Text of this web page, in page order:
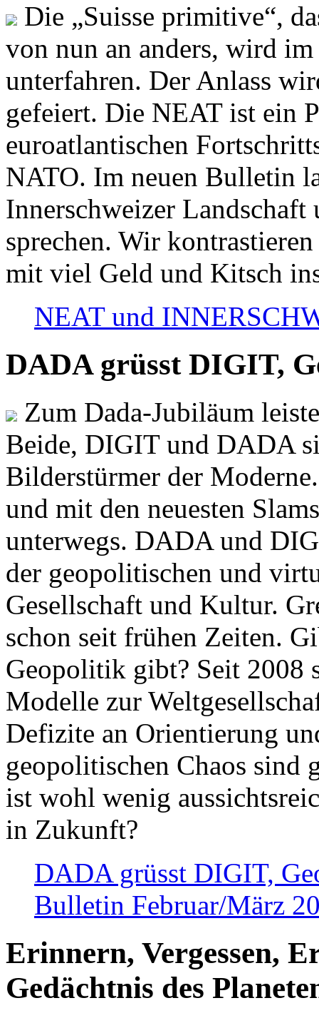
Die „Suisse primitive“,
von nun an anders, wird
unterfahren. Der Anlass
gefeiert. Die NEAT ist ein
euroatlantischen
NATO. Im neuen Bulletin
Innerschweizer
sprechen. Wir
mit viel Geld und Kitsch
NEAT und
DADA grüsst DIGIT,
Zum Dada-Jubiläum
Beide, DIGIT und DADA
Bilderstürmer der
und mit den neuesten
unterwegs. DADA und
der geopolitischen und
Gesellschaft und Kultur.
schon seit frühen Zeiten.
Geopolitik gibt? Seit 2008
Modelle zur
Defizite an Orientierung
geopolitischen Chaos sind
ist wohl wenig
in Zukunft?
DADA grüsst DIGIT,
Bulletin Februar/März
Erinnern, Vergessen,
Gedächtnis des